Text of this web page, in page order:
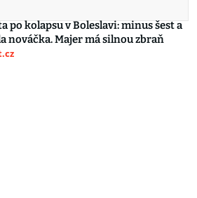
po kolapsu v Boleslavi: minus šest a
nováčka. Majer má silnou zbraň